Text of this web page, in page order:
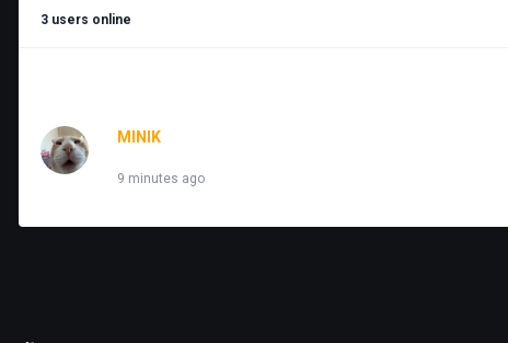
3 users online
MINIK
9 minutes ago